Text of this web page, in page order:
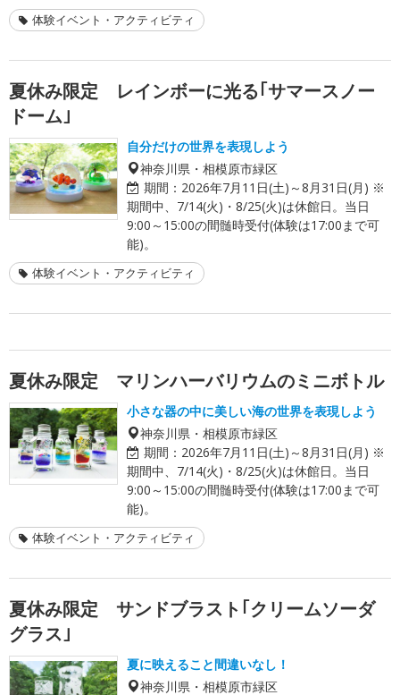
体験イベント・アクティビティ
夏休み限定 レインボーに光る｢サマースノー
ドーム｣
自分だけの世界を表現しよう
神奈川県・相模原市緑区
期間： 2026年7月11日(土)～8月31日(月) ※
期間中、7/14(火)・8/25(火)は休館日。当日
9:00～15:00の間髄時受付(体験は17:00まで可
能)。
体験イベント・アクティビティ
夏休み限定 マリンハーバリウムのミニボトル
小さな器の中に美しい海の世界を表現しよう
神奈川県・相模原市緑区
期間： 2026年7月11日(土)～8月31日(月) ※
期間中、7/14(火)・8/25(火)は休館日。当日
9:00～15:00の間髄時受付(体験は17:00まで可
能)。
体験イベント・アクティビティ
夏休み限定 サンドブラスト｢クリームソーダ
グラス｣
夏に映えること間違いなし！
神奈川県・相模原市緑区